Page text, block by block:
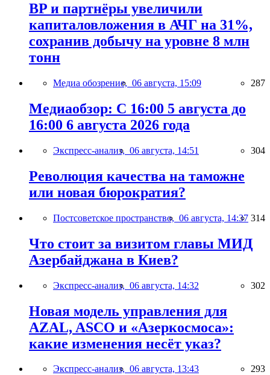
BP и партнёры увеличили
капиталовложения в АЧГ на 31%,
сохранив добычу на уровне 8 млн
тонн
Медиа обозрение, 06 августа, 15:09 287
Медиаобзор: С 16:00 5 августа до
16:00 6 августа 2026 года
Экспресс-анализ, 06 августа, 14:51 304
Революция качества на таможне
или новая бюрократия?
Постсоветское пространство, 06 августа, 14:37 314
Что стоит за визитом главы МИД
Азербайджана в Киев?
Экспресс-анализ, 06 августа, 14:32 302
Новая модель управления для
AZAL, ASCO и «Азеркосмоса»:
какие изменения несёт указ?
Экспресс-анализ, 06 августа, 13:43 293